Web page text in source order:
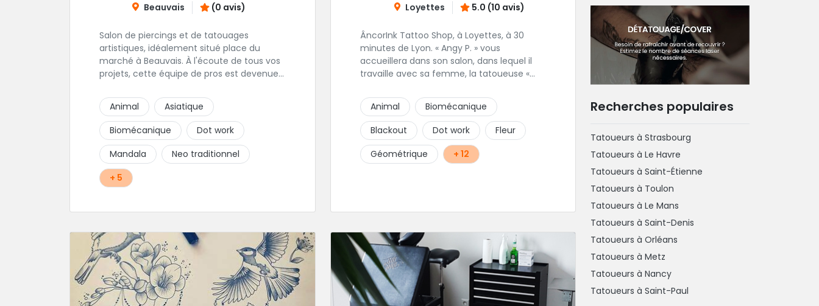
Beauvais (0 avis)
Salon de piercings et de tatouages
artistiques, idéalement situé place du
marché à Beauvais. À l'écoute de tous vos
projets, cette équipe de pros est devenue
Animal
Asiatique
Biomécanique
Dot work
Mandala
Neo traditionnel
+ 5
Loyettes 5.0 (10 avis)
ÂncorInk Tattoo Shop, à Loyettes, à 30
minutes de Lyon. « Angy P. » vous
accueillera dans son salon, dans lequel il
travaille avec sa femme, la tatoueuse «
full black et ornemental. Vous pourrez
également retrouvez notre perceuse,
« Piercing by Strega ».
Animal
Biomécanique
Blackout
Dot work
Fleur
Géométrique
+ 12
Recherches populaires
Tatoueurs à Strasbourg
Tatoueurs à Le Havre
Tatoueurs à Saint-Étienne
Tatoueurs à Toulon
Tatoueurs à Le Mans
Tatoueurs à Saint-Denis
Tatoueurs à Orléans
Tatoueurs à Metz
Tatoueurs à Nancy
Tatoueurs à Saint-Paul